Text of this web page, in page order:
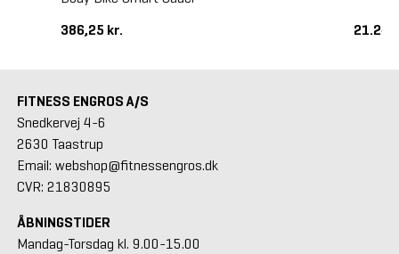
386,25 kr.
FITNESS ENGROS A/S
Snedkervej 4-6
2630 Taastrup
Email: webshop@fitnessengros.dk
CVR: 21830895
ÅBNINGSTIDER
Mandag-Torsdag kl. 9.00-15.00